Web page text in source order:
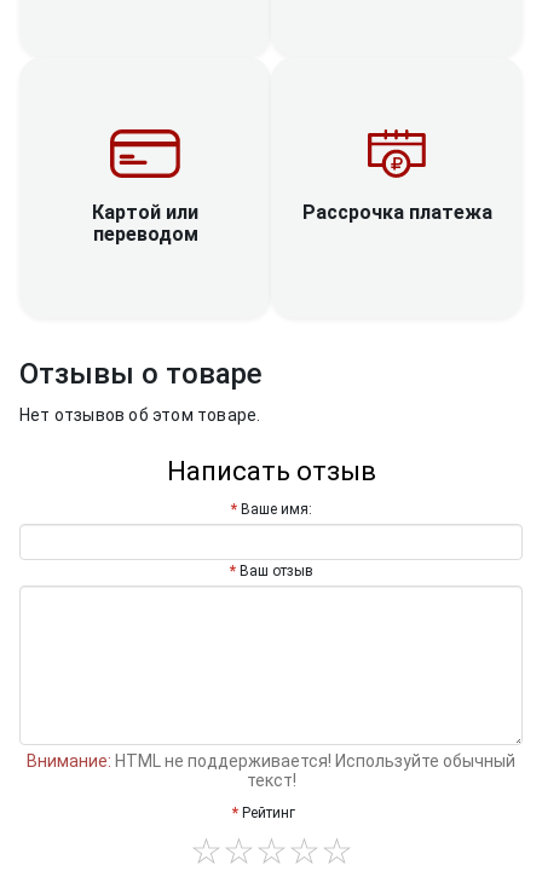
Картой или
переводом
Рассрочка платежа
Отзывы о товаре
Нет отзывов об этом товаре.
Написать отзыв
Ваше имя:
Ваш отзыв
Внимание: HTML не поддерживается! Используйте обычный
текст!
Рейтинг